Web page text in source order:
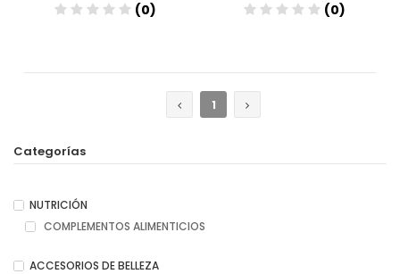
(0) (0)
1
Categorías
NUTRICIÓN
COMPLEMENTOS ALIMENTICIOS
ACCESORIOS DE BELLEZA